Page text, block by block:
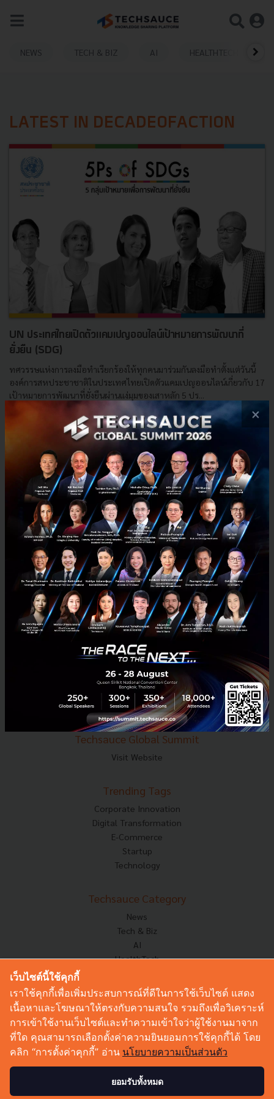
NEWS TECH & BIZ AI HEALTHTECH
LATEST IN DECADEOFACTION
UN ประเทศไทยเปิดตัวแคมเปญออนไลน์เป้าหมายการพัฒนาที่
ยั่งยืน (SDG)
ทศวรรษแห่งการลงมือทำเรียกร้องให้ทุกคนมาร่วมกันลงมือทำตั้งแต่วันนี้
องค์การสหประชาชาติในประเทศไทยเปิดตัวแคมเปญออนไลน์เกี่ยวกับ 17
เป้าหมายการพัฒนาที่ยั่งยืนผ่านแง่มุมของเสาหลัก 5 ปร...
| By Ratiporn S
UN SDGs GlobalGoals DecadeOfAction
E-mail :contact@techsauce.co
Tel : 02-001-5375
Mobile : 06-4658-9500
Techsauce Media
About Techsauce
Techsauce Services
Privacy Policy
ส่งบทความ
Techsauce Global Summit
Visit Website
Trending Tags
Corporate Innovation
Digital Transformation
E-Commerce
Startup
Technology
Techsauce Category
News
Tech & Biz
AI
HealthTech
Corp Innov
Saucy Thoughts
Sustainable
Videos
Podcast
×
เว็บไซต์นี้ใช้คุกกี้
เราใช้คุกกี้เพื่อเพิ่มประสบการณ์ที่ดีในการใช้เว็บไซต์ แสดง
เนื้อหาและโฆษณาให้ตรงกับความสนใจ รวมถึงเพื่อวิเคราะห์
การเข้าใช้งานเว็บไซต์และทำความเข้าใจว่าผู้ใช้งานมาจาก
ที่ใด คุณสามารถเลือกตั้งค่าความยินยอมการใช้คุกกี้ได้ โดย
คลิก “การตั้งค่าคุกกี้” อ่าน นโยบายความเป็นส่วนตัว
ยอมรับทั้งหมด